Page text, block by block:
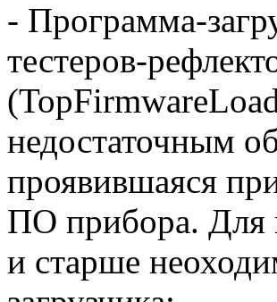
- Программа-
тестеров-
недостаточным
проявившаяся
ПО прибора. Для
и старше